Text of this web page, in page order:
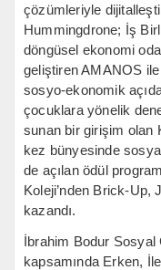
çözümleriyle
Hummingdrone; İş
döngüsel ekonomi
geliştiren AMANOS
sosyo-ekonomik
çocuklara yönelik
sunan bir girişim olan
kez bünyesinde
de açılan ödül
Koleji’nden Brick-Up,
kazandı.
İbrahim Bodur Sosyal
kapsamında Erken,